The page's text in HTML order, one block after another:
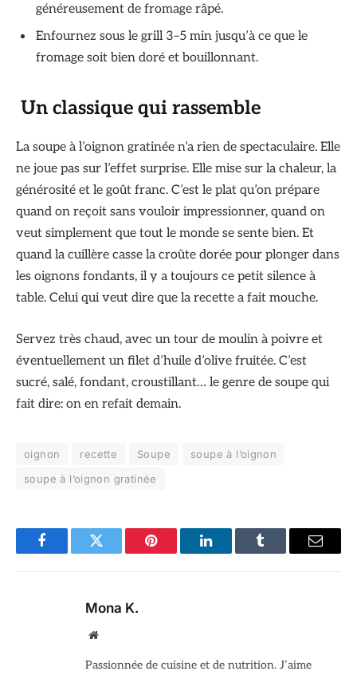
généreusement de fromage râpé.
Enfournez sous le grill 3–5 min jusqu’à ce que le
fromage soit bien doré et bouillonnant.
Un classique qui rassemble
La soupe à l’oignon gratinée n’a rien de spectaculaire. Elle
ne joue pas sur l’effet surprise. Elle mise sur la chaleur, la
générosité et le goût franc. C’est le plat qu’on prépare
quand on reçoit sans vouloir impressionner, quand on
veut simplement que tout le monde se sente bien. Et
quand la cuillère casse la croûte dorée pour plonger dans
les oignons fondants, il y a toujours ce petit silence à
table. Celui qui veut dire que la recette a fait mouche.
Servez très chaud, avec un tour de moulin à poivre et
éventuellement un filet d’huile d’olive fruitée. C’est
sucré, salé, fondant, croustillant… le genre de soupe qui
fait dire: on en refait demain.
oignon recette Soupe
soupe à l’oignon
soupe à l’oignon gratinée
FacebookTwitter Pinterest LinkedInTumblr Email
Mona K.
Site
Passionnée de cuisine et de nutrition. J’aime